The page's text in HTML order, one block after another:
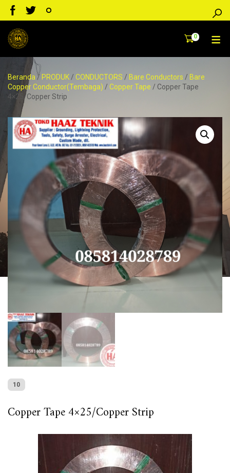
0
Beranda / PRODUK/ CONDUCTORS / Bare Conductors / Bare
Copper Conductor(Tembaga) / Copper Tape / Copper Tape
4×25/Copper Strip
10
Copper Tape 4×25/Copper Strip